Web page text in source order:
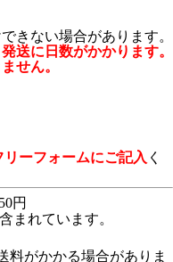
きない場合があります。
送に日数がかかります。
せん。
リーフォームにご記入 く
円
まれています。
料がかかる場合がありま